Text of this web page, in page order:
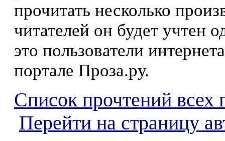
прочитать несколько
читателей он будет учтен
это пользователи
портале Проза.ру.
Список прочтений всех
Перейти на страницу